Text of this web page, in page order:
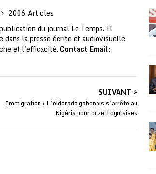
2006 Articles
du journal Le Temps. Il
dans la presse écrite et audiovisuelle.
et l'efficacité. Contact Email:
SUIVANT
Immigration : L’eldorado gabonais s’arrête au
Nigéria pour onze Togolaises